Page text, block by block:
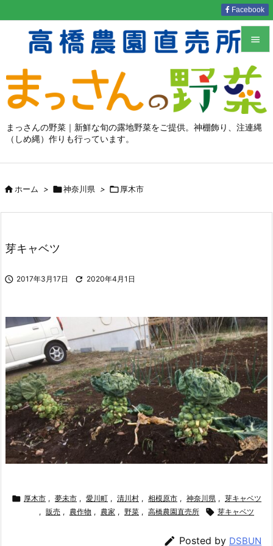
まっさんの野菜｜新鮮な旬の露地野菜をご提供。神棚飾り、注連縄
（しめ縄）作りも行っています。


メニュ

サイド

Facebook
ホーム > 神奈川県 > 厚木市
芽キャベツ
 2017年3月17日  2020年4月1日
 厚木市 , 夢未市 , 愛川町 , 清川村 , 相模原市 , 神奈川県 , 芽キャベツ
, 販売 , 農作物 , 農家 , 野菜 , 高橋農園直売所  芽キャベツ
 Posted by DSBUN